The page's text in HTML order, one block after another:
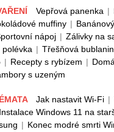
Vepřová panenka |
muffiny |
nápoj | Zálivky na
polévka | Třešňová
| Recepty s rybízem |
s uzeným
Jak nastavit Wi-Fi |
Instalace Windows 11 na
| Konec modré smrti